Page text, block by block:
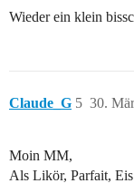
Wieder ein klein
Claude_G 30.
5
Moin MM,
Als Likör, Parfait,